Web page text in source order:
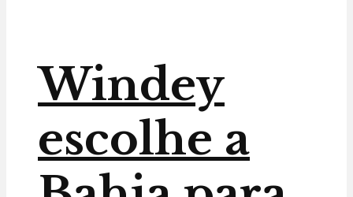
Windey
escolhe a